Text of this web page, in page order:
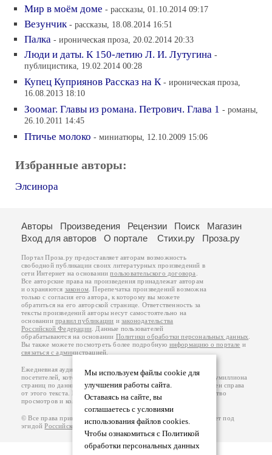
Мир в моём доме - рассказы, 01.10.2014 09:17
Везунчик - рассказы, 18.08.2014 16:51
Палка - ироническая проза, 20.02.2014 20:33
Люди и даты. К 150-летию Л. И. Лутугина -
публицистика, 19.02.2014 00:28
Купец Куприянов Рассказ на К - ироническая проза,
16.08.2013 18:10
Зоомаг. Главы из романа. Петрович. Глава 1 - романы,
26.10.2011 14:45
Птичье молоко - миниатюры, 12.10.2009 15:06
Избранные авторы:
Элсинора
Мы используем файлы cookie для
улучшения работы сайта.
Оставаясь на сайте, вы
соглашаетесь с условиями
использования файлов cookies.
Чтобы ознакомиться с Политикой
обработки персональных данных
Авторы Произведения Рецензии Поиск
Магазин
Вход для авторов
О портале Стихи.ру Проза.ру
Портал Проза.ру предоставляет авторам возможность
свободной публикации своих литературных произведений в
сети Интернет на основаниипользовательского договора
Все авторские права на произведения принадлежат авторам
и охраняются законом . Перепечатка произведений возможна
только с согласия его автора, к которому вы можете
обратиться на его авторской странице. Ответственность за
тексты произведений авторы несут самостоятельно на
основанииправил публикации изаконодательства
Российской Федерации . Данные пользователей
обрабатываются на основании Политики обработки персональных данных
Вы также можете посмотреть более подробную информацию о портале и
связаться с администрацией
Ежедневная аудитория портала Проза.ру – порядка 100 тысяч
посетителей, которые в общей сумме просматривают более полумиллиона
страниц по данным счетчика посещаемости, который расположен справа
от этого текста. В каждой графе указано по две цифры: количество
просмотров и количество посетителей.
© Все права принадлежат авторам, 2000-2026. Портал работает под
эгидойРоссийского союза писателей.18+